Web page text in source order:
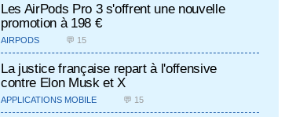
Les AirPods Pro 3 s'offrent une nouvelle
promotion à 198 €
AIRPODS 💬 15
La justice française repart à l'offensive
contre Elon Musk et X
APPLICATIONS MOBILE 💬 15